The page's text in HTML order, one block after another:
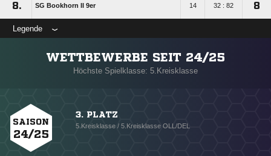
8. SG Bookhorn II 9er 14 32 : 82 8
Legende
WETTBEWERBE SEIT 24/25
Höchste Spielklasse: 5.Kreisklasse
SAISON
24/25
3. PLATZ
5.Kreisklasse / 5.Kreisklasse OLL/DEL